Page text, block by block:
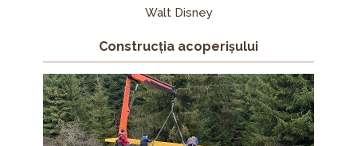
Walt Disney
Construcția acoperișului